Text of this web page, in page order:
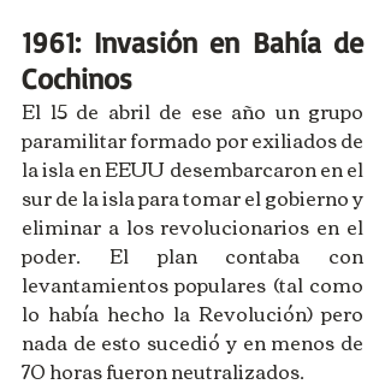
1961: Invasión en Bahía de
Cochinos
El 15 de abril de ese año un grupo
paramilitar formado por exiliados de
la isla en EEUU desembarcaron en el
sur de la isla para tomar el gobierno y
eliminar a los revolucionarios en el
poder. El plan contaba con
levantamientos populares (tal como
lo había hecho la Revolución) pero
nada de esto sucedió y en menos de
70 horas fueron neutralizados.